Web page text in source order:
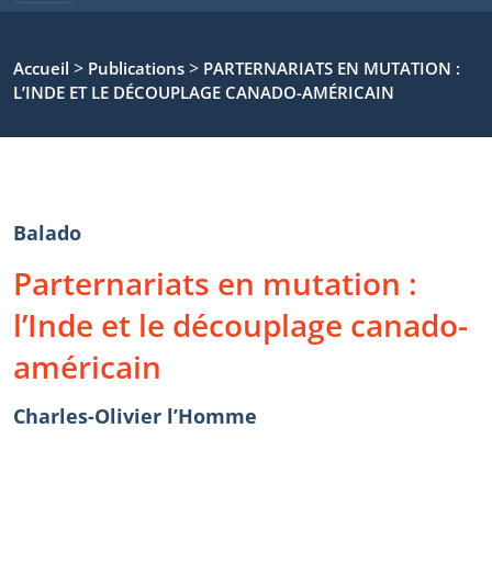
Accueil > Publications > PARTERNARIATS EN MUTATION :
L’INDE ET LE DÉCOUPLAGE CANADO-AMÉRICAIN
Balado
Parternariats en mutation :
l’Inde et le découplage canado-
américain
Charles-Olivier l’Homme